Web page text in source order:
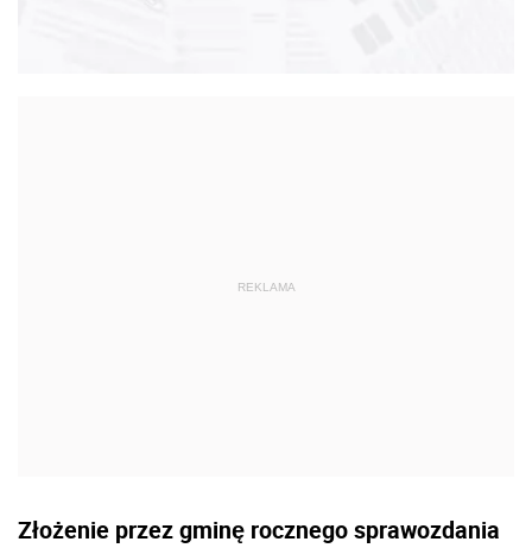
Złożenie przez gminę rocznego sprawozdania